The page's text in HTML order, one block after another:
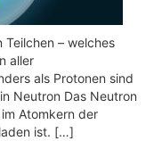
Teilchen – welches
aller
als Protonen sind
Neutron Das Neutron
Atomkern der
ist. […]